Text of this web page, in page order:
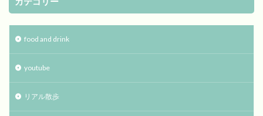
food and drink
youtube
リアル散歩